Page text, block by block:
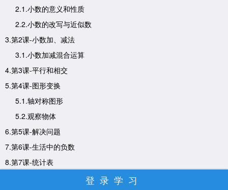
2.1.小数的意义和性质
2.2.小数的改写与近似数
3.第2课-小数加、减法
3.1.小数加减混合运算
4.第3课-平行和相交
5.第4课-图形变换
5.1.轴对称图形
5.2.观察物体
6.第5课-解决问题
7.第6课-生活中的负数
8.第7课-统计表
登录学习